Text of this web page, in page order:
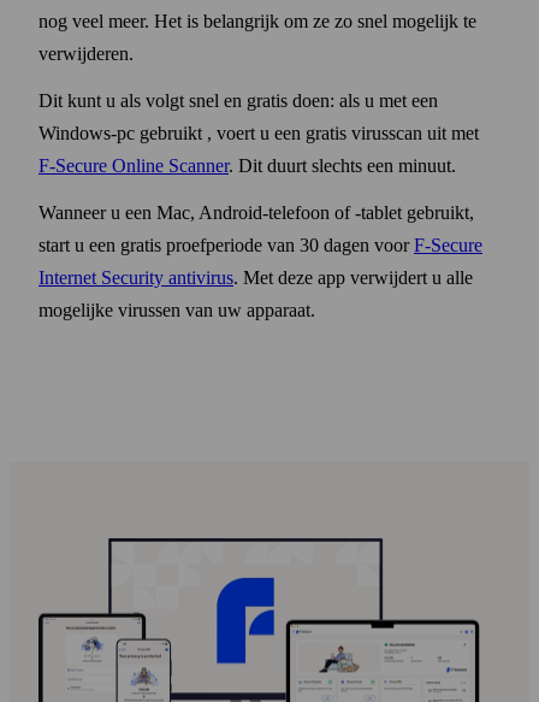
nog veel meer. Het is belangrijk om ze zo snel mogelijk te
verwijderen.
Dit kunt u als volgt snel en gratis doen: als u met een
Windows-pc gebruikt , voert u een gratis virus­scan uit met
F‑Secure Online Scanner. Dit duurt slechts een minuut.
Wanneer u een Mac, Android-telefoon of ‑tablet gebruikt,
start u een gratis proef­periode van 30 dagen voorF‑Secure
Internet Security anti­virus. Met deze app verwijdert u alle
mogelijke virussen van uw apparaat.